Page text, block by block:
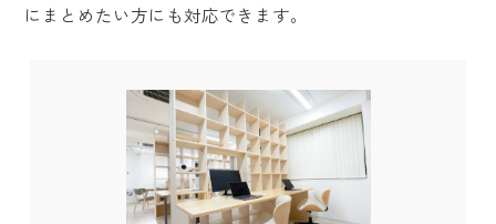
にまとめたい方にも対応できます。